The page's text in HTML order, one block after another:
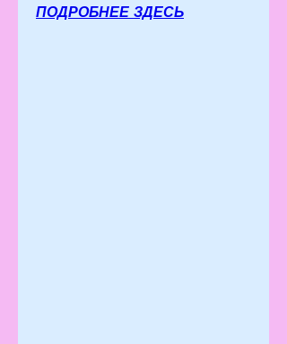
ПОДРОБНЕЕ ЗДЕСЬ